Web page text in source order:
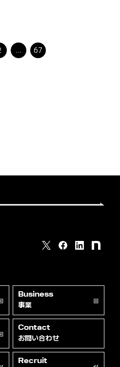
… 67
Business
事業
Contact
お問い合わせ
Recruit